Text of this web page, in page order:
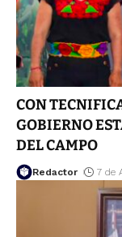
CON
GOBIERNO
DEL CAMPO
Redactor 7 de